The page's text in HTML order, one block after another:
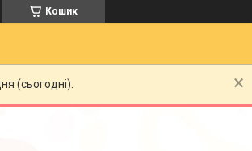
Кошик
(сьогодні).